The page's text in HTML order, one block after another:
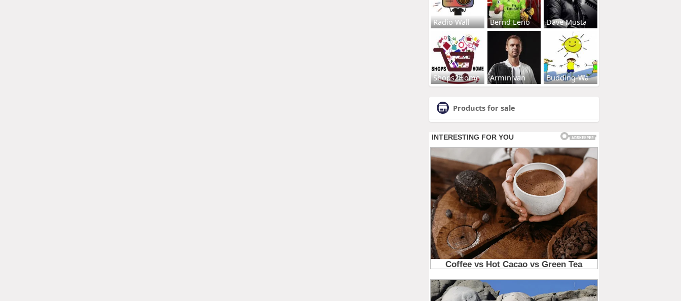
Radio Wall Bernd Leno Dave Musta
Shops2Home Armin van Budding-Wa
Products for sale